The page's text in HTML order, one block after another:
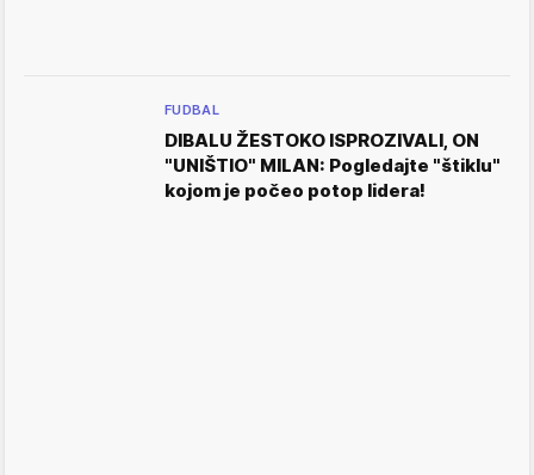
FUDBAL
DIBALU ŽESTOKO ISPROZIVALI, ON
"UNIŠTIO" MILAN: Pogledajte "štiklu"
kojom je počeo potop lidera!